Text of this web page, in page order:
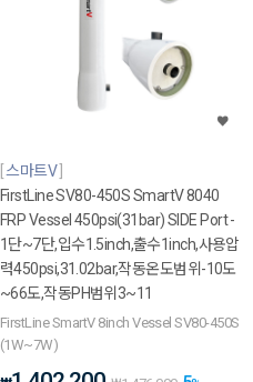
스마트V
FirstLine SV80-450S SmartV 8040
FRP Vessel 450psi(31bar) SIDE Port -
1단~7단,입수1.5inch,출수1inch,사용압
력450psi,31.02bar,작동온도범위-10도
~66도,작동PH범위3~11
FirstLine SmartV 8inch Vessel SV80-450S
(1W~7W)